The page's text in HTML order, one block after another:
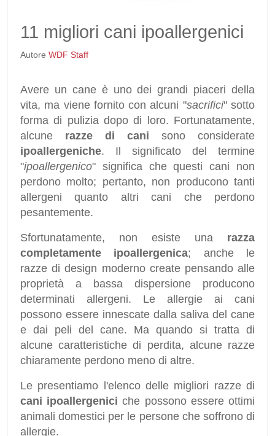
11 migliori cani ipoallergenici
Autore WDF Staff
Avere un cane è uno dei grandi piaceri della
vita, ma viene fornito con alcuni "sacrifici" sotto
forma di pulizia dopo di loro. Fortunatamente,
alcune razze di cani sono considerate
ipoallergeniche. Il significato del termine
"ipoallergenico" significa che questi cani non
perdono molto; pertanto, non producono tanti
allergeni quanto altri cani che perdono
pesantemente.
Sfortunatamente, non esiste una razza
completamente ipoallergenica; anche le
razze di design moderno create pensando alle
proprietà a bassa dispersione producono
determinati allergeni. Le allergie ai cani
possono essere innescate dalla saliva del cane
e dai peli del cane. Ma quando si tratta di
alcune caratteristiche di perdita, alcune razze
chiaramente perdono meno di altre.
Le presentiamo l'elenco delle migliori razze di
cani ipoallergenici che possono essere ottimi
animali domestici per le persone che soffrono di
allergie.